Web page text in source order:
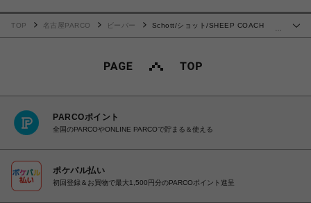
…
TOP 名古屋PARCO ビーバー
Schott/ショット/SHEEP COACH
PARCOポイント
全国のPARCOやONLINE PARCOで貯まる＆使える
ポケパル払い
初回登録＆お買物で最大1,500円分のPARCOポイント進呈